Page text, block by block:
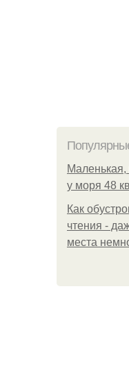
Маленькая,
у моря 48
Как
чтения -
места